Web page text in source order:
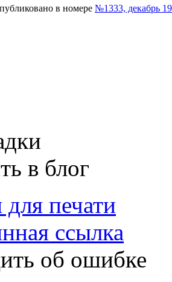
в номере №1333, декабрь
в блог
печати
ссылка
об ошибке